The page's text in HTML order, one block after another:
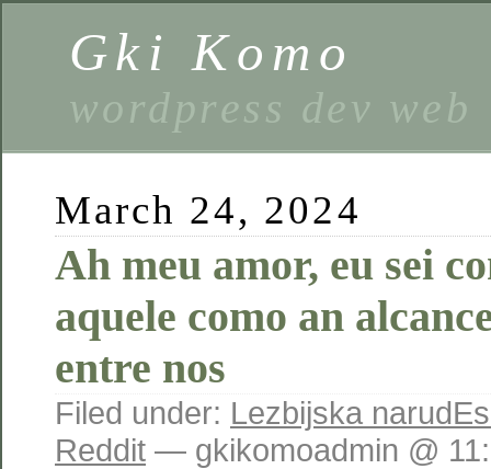
Gki Komo
wordpress dev web
March 24, 2024
Ah meu amor, eu sei
aquele como an
entre nos
Filed under: Lezbijska
Reddit — gkikomoadmin @